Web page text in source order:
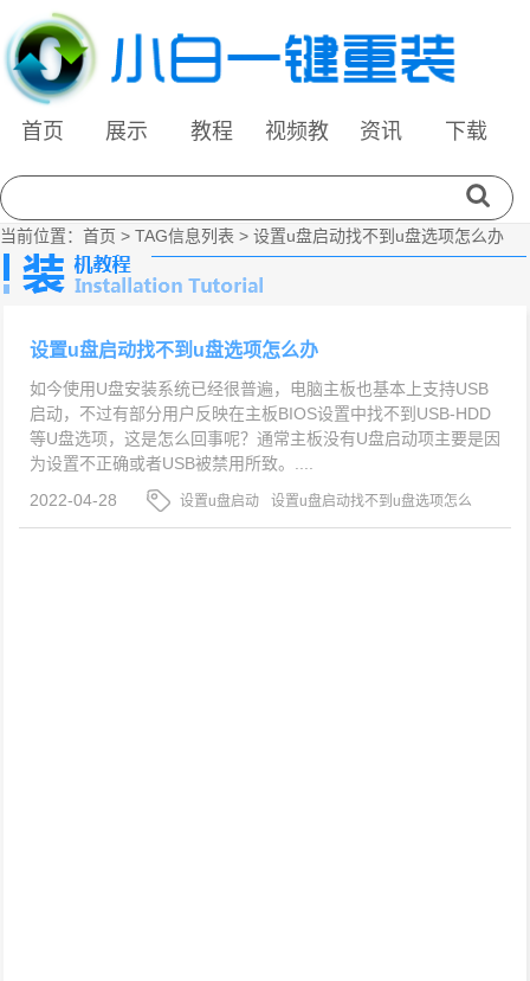
首页 展示 教程
视频教
资讯 下载
当前位置： 首页 > TAG信息列表 > 设置u盘启动找不到u盘选项怎么办
设置u盘启动找不到u盘选项怎么办
如今使用U盘安装系统已经很普遍，电脑主板也基本上支持USB
启动，不过有部分用户反映在主板BIOS设置中找不到USB-HDD
等U盘选项，这是怎么回事呢？通常主板没有U盘启动项主要是因
为设置不正确或者USB被禁用所致。....
2022-04-28
设置u盘启动
设置u盘启动找不到u盘选项怎么
办
设置u盘启动找不到u盘选项